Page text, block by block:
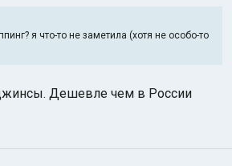
я что-то не заметила (хотя не особо-то
Дешевле чем в России